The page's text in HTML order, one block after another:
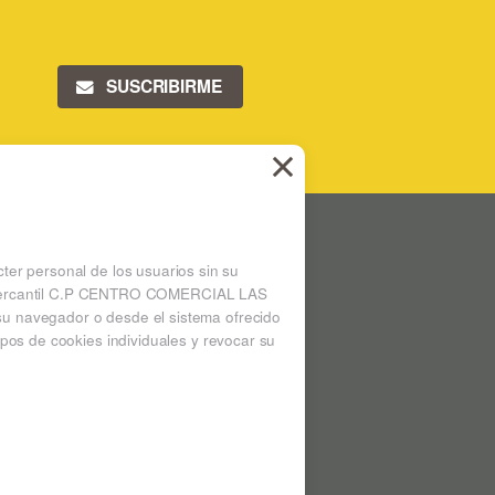
SUSCRIBIRME
personal de los usuarios sin su
C.P CENTRO COMERCIAL LAS
navegador o desde el sistema ofrecido
de cookies individuales y revocar su